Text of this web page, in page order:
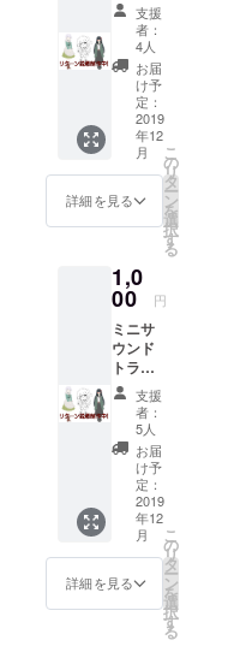
支援
者：
4人
お届
け予
定：
2019
年12
月
詳細を見る
こ
の
リ
タ
ー
ン
を
選
択
す
る
1,0
00 円
ミニサ
ウンド
トラッ
ク ダウ
ンロー
ド版
支援
者：
5人
お届
け予
定：
2019
年12
月
詳細を見る
こ
の
リ
タ
ー
ン
を
選
択
す
る